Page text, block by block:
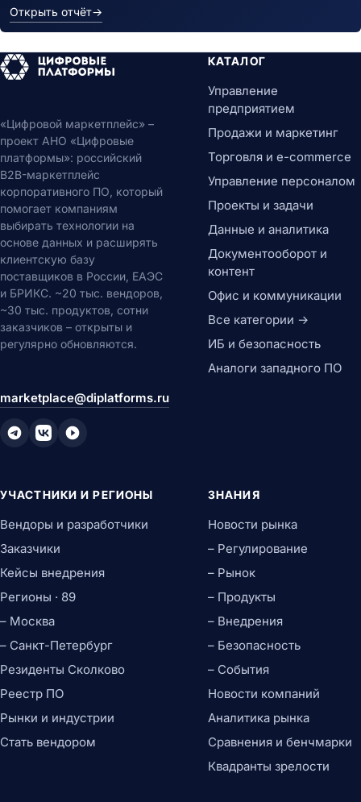
Открыть отчёт→
«Цифровой маркетплейс» –
проект АНО «Цифровые
платформы»: российский
B2B-маркетплейс
корпоративного ПО, который
помогает компаниям
выбирать технологии на
основе данных и расширять
клиентскую базу
поставщиков в России, ЕАЭС
и БРИКС. ~20 тыс. вендоров,
~30 тыс. продуктов, сотни
заказчиков – открыты и
регулярно обновляются.
marketplace@diplatforms.ru
КАТАЛОГ
Управление
предприятием
Продажи и маркетинг
Торговля и e-commerce
Управление персоналом
Проекты и задачи
Данные и аналитика
Документооборот и
контент
Офис и коммуникации
Все категории →
ИБ и безопасность
Аналоги западного ПО
УЧАСТНИКИ И РЕГИОНЫ
Вендоры и разработчики
Заказчики
Кейсы внедрения
Регионы · 89
– Москва
– Санкт-Петербург
Резиденты Сколково
Реестр ПО
Рынки и индустрии
Стать вендором
ЗНАНИЯ
Новости рынка
– Регулирование
– Рынок
– Продукты
– Внедрения
– Безопасность
– События
Новости компаний
Аналитика рынка
Сравнения и бенчмарки
Квадранты зрелости